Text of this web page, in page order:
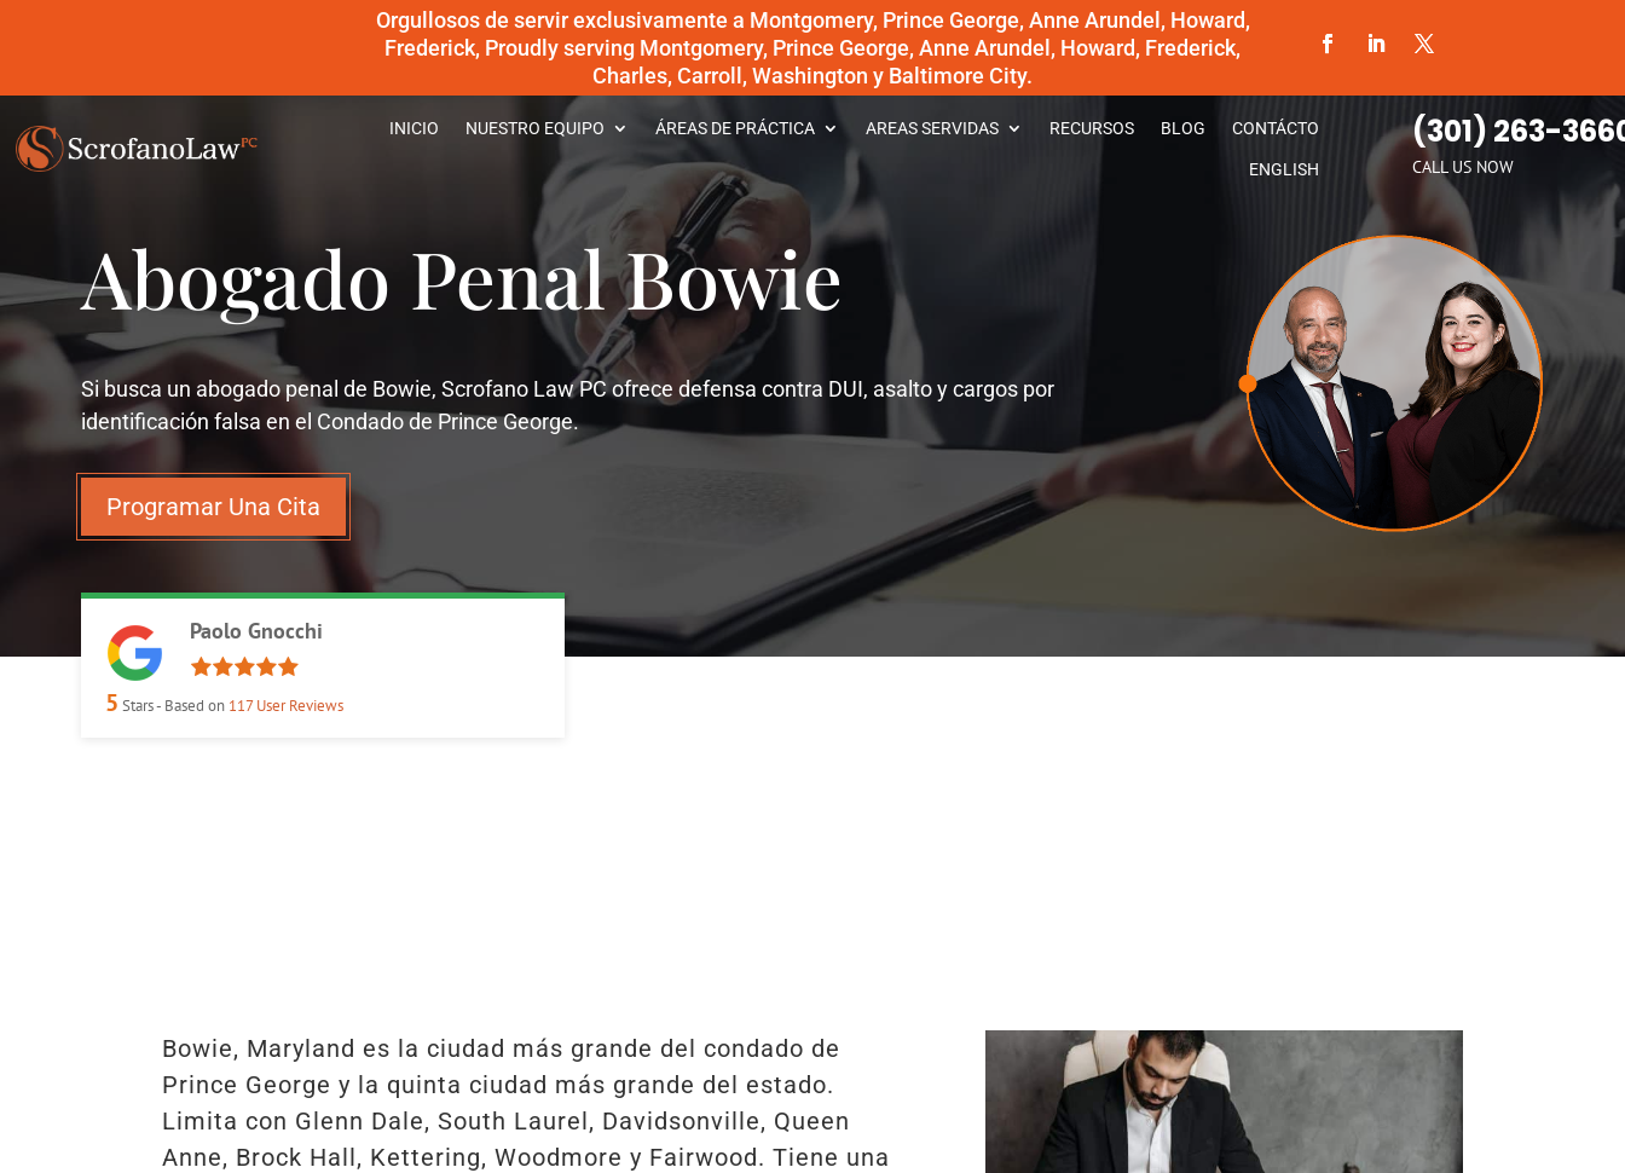
Orgullosos de servir exclusivamente a Montgomery, Prince George, Anne Arundel, Howard,
Frederick, Proudly serving Montgomery, Prince George, Anne Arundel, Howard, Frederick,
Charles, Carroll, Washington y Baltimore City.
INICIO NUESTRO EQUIPO ÁREAS DE PRÁCTICA AREAS SERVIDAS RECURSOS BLOG CONTÁCTO
ENGLISH
(301) 263-
CALL US NOW
Abogado Penal Bowie
Si busca un abogado penal de Bowie, Scrofano Law PC ofrece defensa contra DUI, asalto y cargos por
identificación falsa en el Condado de Prince George.
Programar Una Cita
Paolo Gnocchi
5 Stars - Based on 117User Reviews
Bowie, Maryland es la ciudad más grande del condado de
Prince George y la quinta ciudad más grande del estado.
Limita con Glenn Dale, South Laurel, Davidsonville, Queen
Anne, Brock Hall, Kettering, Woodmore y Fairwood. Tiene una